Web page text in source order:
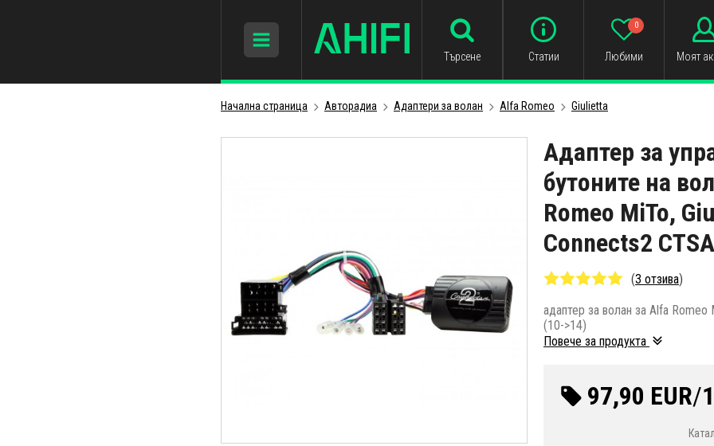
Търсене Статии Любими
0
Моят
Начална страница Авторадиa Адаптери за волан Alfa Romeo Giulietta
Адаптер за
бутоните на
Romeo MiTo,
Connects2
(3 отзива)
адаптер за волан за Alfa
(10->14)
Повече за продукта
97,90 EUR/